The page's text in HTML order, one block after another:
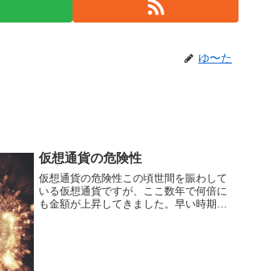
ゆ〜た
仮想通貨の危険性
仮想通貨の危険性この頃世間を賑わして
いる仮想通貨ですが、ここ数年で何倍に
も金額が上昇してきました。早い時期か